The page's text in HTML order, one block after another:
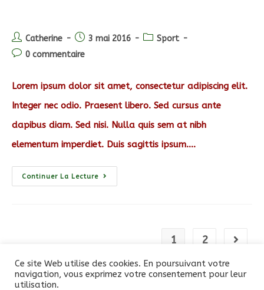
Auteur/autrice
de
Catherine
Post
published:
3 mai 2016
PostSport
Post0 commentaire
Lorem ipsum dolor sit amet, consectetur adipiscing elit.
Integer nec odio. Praesent libero. Sed cursus ante
dapibus diam. Sed nisi. Nulla quis sem at nibh
elementum imperdiet. Duis sagittis ipsum.…
Continuer La LecturePraesent
Libro
1 2 Aller à
Ce site Web utilise des cookies. En poursuivant votre
navigation, vous exprimez votre consentement pour leur
utilisation.